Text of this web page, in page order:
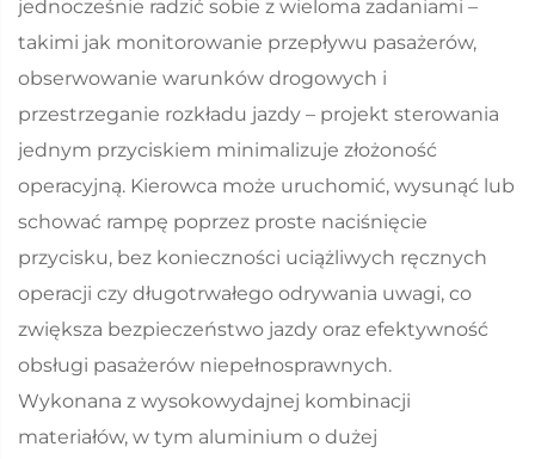
jednocześnie radzić sobie z wieloma zadaniami –
takimi jak monitorowanie przepływu pasażerów,
obserwowanie warunków drogowych i
przestrzeganie rozkładu jazdy – projekt sterowania
jednym przyciskiem minimalizuje złożoność
operacyjną. Kierowca może uruchomić, wysunąć lub
schować rampę poprzez proste naciśnięcie
przycisku, bez konieczności uciążliwych ręcznych
operacji czy długotrwałego odrywania uwagi, co
zwiększa bezpieczeństwo jazdy oraz efektywność
obsługi pasażerów niepełnosprawnych.
Wykonana z wysokowydajnej kombinacji
materiałów, w tym aluminium o dużej